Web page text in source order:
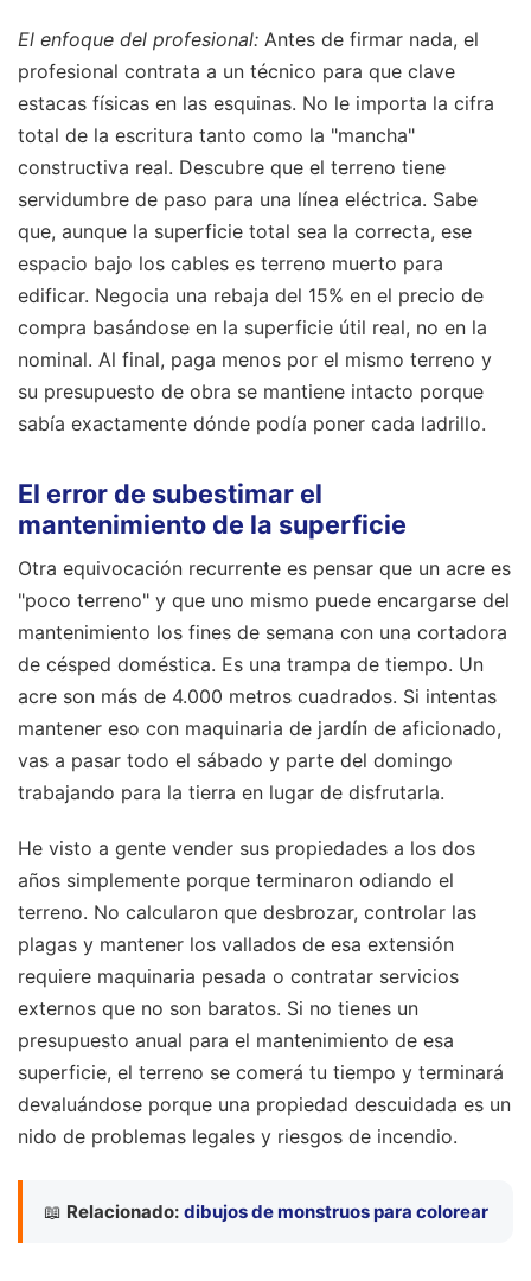
El enfoque del profesional: Antes de firmar nada, el
profesional contrata a un técnico para que clave
estacas físicas en las esquinas. No le importa la cifra
total de la escritura tanto como la "mancha"
constructiva real. Descubre que el terreno tiene
servidumbre de paso para una línea eléctrica. Sabe
que, aunque la superficie total sea la correcta, ese
espacio bajo los cables es terreno muerto para
edificar. Negocia una rebaja del 15% en el precio de
compra basándose en la superficie útil real, no en la
nominal. Al final, paga menos por el mismo terreno y
su presupuesto de obra se mantiene intacto porque
sabía exactamente dónde podía poner cada ladrillo.
El error de subestimar el
mantenimiento de la superficie
Otra equivocación recurrente es pensar que un acre es
"poco terreno" y que uno mismo puede encargarse del
mantenimiento los fines de semana con una cortadora
de césped doméstica. Es una trampa de tiempo. Un
acre son más de 4.000 metros cuadrados. Si intentas
mantener eso con maquinaria de jardín de aficionado,
vas a pasar todo el sábado y parte del domingo
trabajando para la tierra en lugar de disfrutarla.
He visto a gente vender sus propiedades a los dos
años simplemente porque terminaron odiando el
terreno. No calcularon que desbrozar, controlar las
plagas y mantener los vallados de esa extensión
requiere maquinaria pesada o contratar servicios
externos que no son baratos. Si no tienes un
presupuesto anual para el mantenimiento de esa
superficie, el terreno se comerá tu tiempo y terminará
devaluándose porque una propiedad descuidada es un
nido de problemas legales y riesgos de incendio.
📖 Relacionado: dibujos de monstruos para colorear